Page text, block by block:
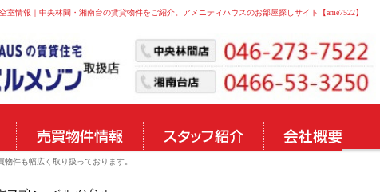
情報｜中央林間・湘南台の賃貸物件をご紹介。アメニティハウスのお部屋探しサイト【ame7522】
件も幅広く取り扱っております。